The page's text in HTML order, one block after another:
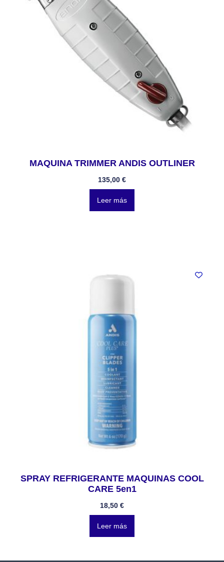
MAQUINA TRIMMER ANDIS OUTLINER
135,00 €
Leer más
SPRAY REFRIGERANTE MAQUINAS COOL
CARE 5en1
18,50 €
Leer más